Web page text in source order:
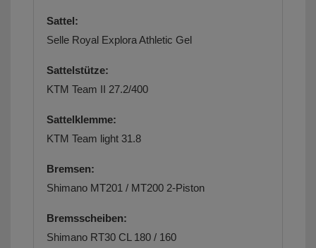
Sattel:
Selle Royal Explora Athletic Gel
Sattelstütze:
KTM Team II 27.2/400
Sattelklemme:
KTM Team light 31.8
Bremsen:
Shimano MT201 / MT200 2-Piston
Bremsscheiben:
Shimano RT30 CL 180 / 160